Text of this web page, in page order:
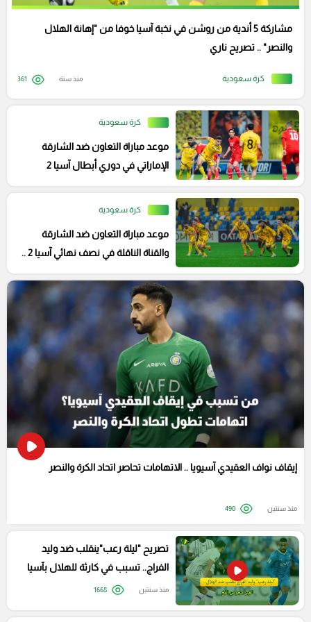
كرة سعودية
مشاركة 5 أندية من روشن في نخبة آسيا خوفا من "إهانة الهلال
والنصر" .. تصريح ناري
منذ سنة 361
كرة سعودية
موعد مباراة التعاون ضد الشارقة
الإماراتي في دوري أبطال آسيا 2
كرة سعودية
موعد مباراة التعاون ضد الشارقة
والقناة الناقلة في نصف نهائي آسيا 2 ..
إيقاف نواف العقيدي آسيويا .. الاتهامات تحاصر اتحاد الكرة والنصر
منذ سنتين 490
تصريح "ليلة رعب"ينقلب ضد وليد
الفراج.. تسبب في كارثة للهلال بآسيا
منذ سنتين 1668